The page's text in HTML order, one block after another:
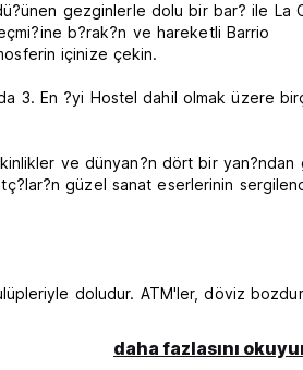
gezginlerle dolu bir bar? ile La
b?rak?n ve hareketli Barrio
içinize çekin.
3. En ?yi Hostel dahil olmak üzere
ve dünyan?n dört bir yan?ndan
güzel sanat eserlerinin
doludur. ATM'ler, döviz
daha fazlasını